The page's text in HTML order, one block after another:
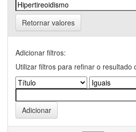
Retornar valores
Adicionar filtros:
Utilizar filtros para refinar o resultado